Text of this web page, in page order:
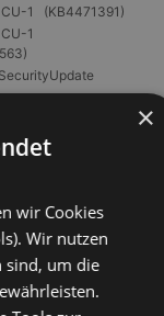
1 (KB4471391)
1
11
12
21
×
wir Cookies
Wir nutzen
sind, um die